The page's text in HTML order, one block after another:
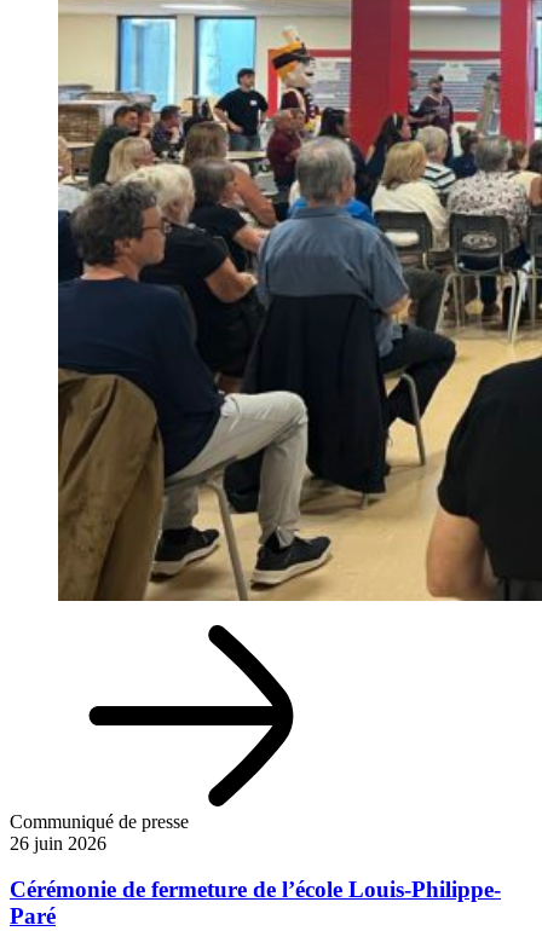
Communiqué de presse
26 juin 2026
Cérémonie de fermeture de l’école Louis-Philippe-
Paré